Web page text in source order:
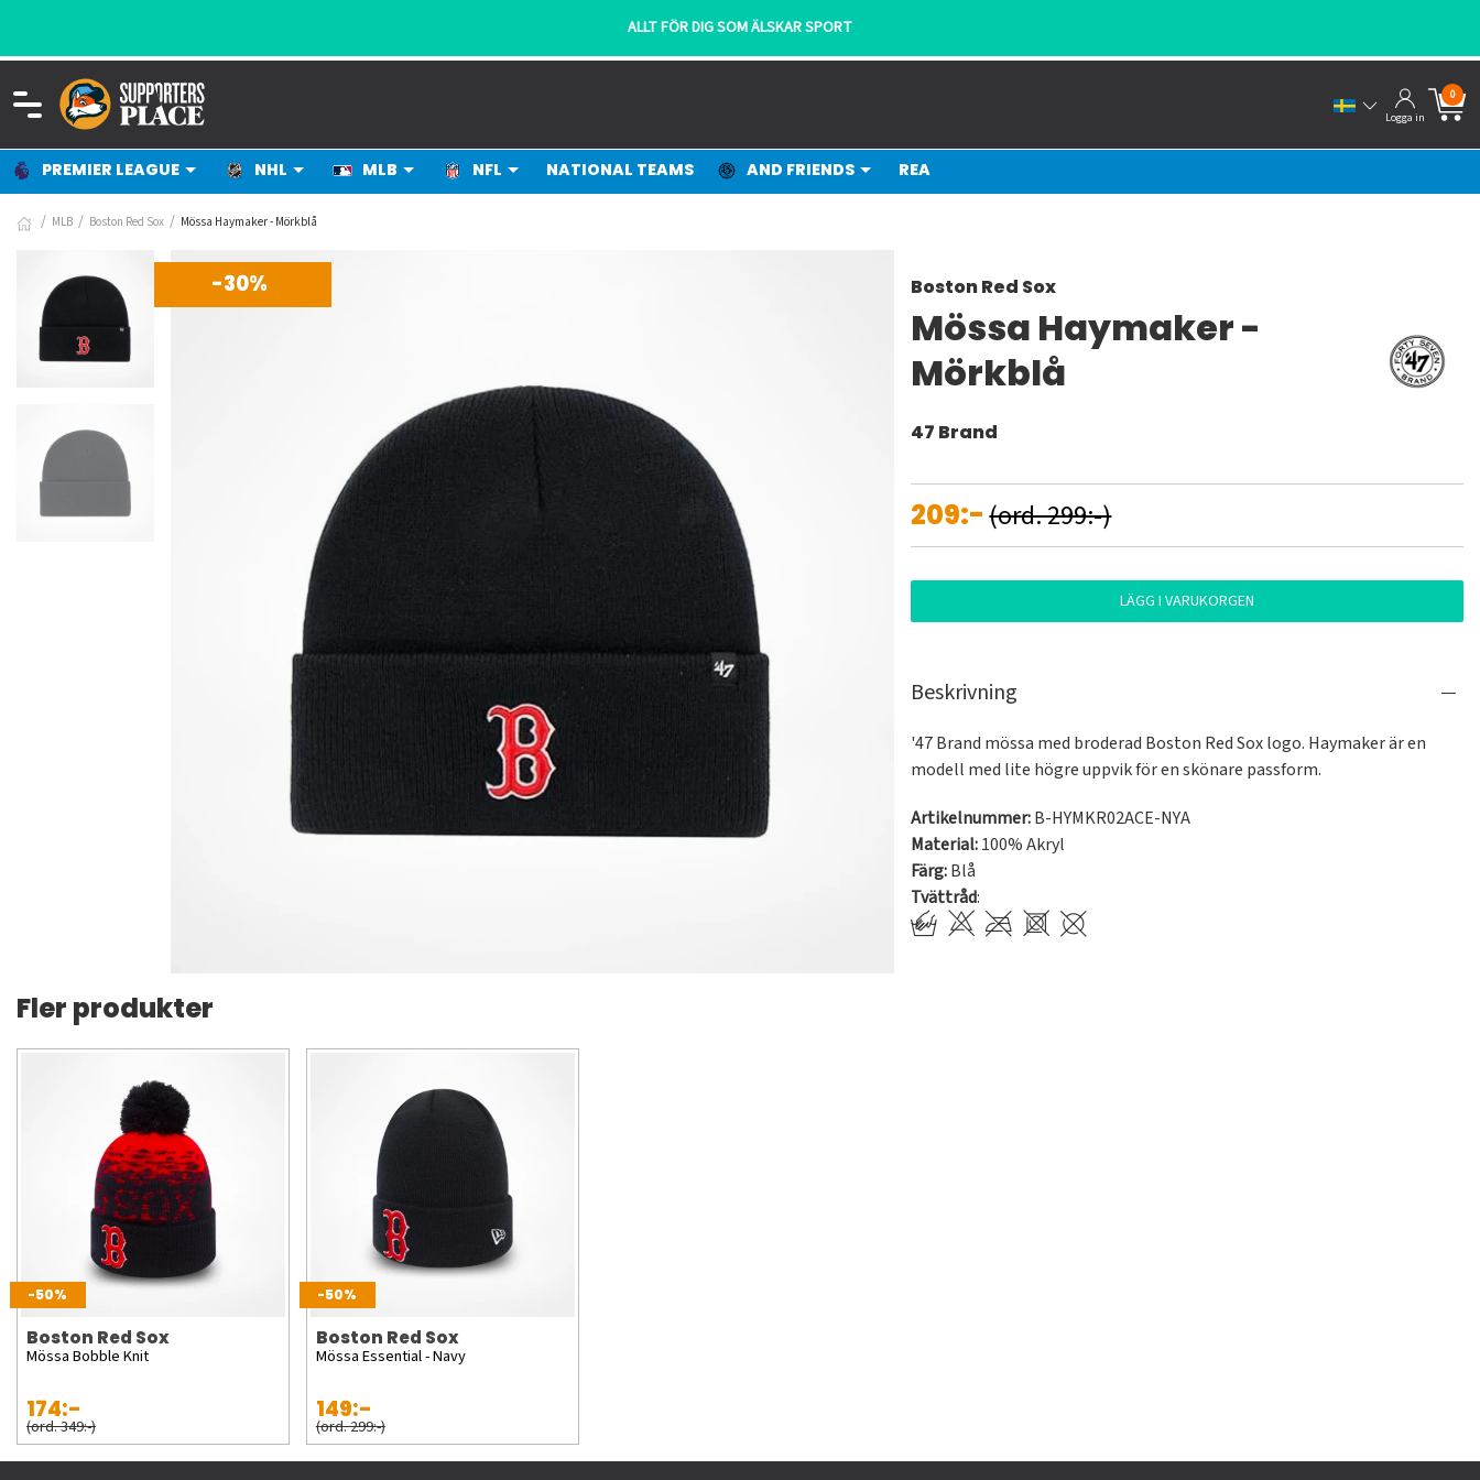
ALLT FÖR DIG SOM ÄLSKAR SPORT
Logga in
0
PREMIER LEAGUE NHL MLB NFL NATIONAL TEAMS AND FRIENDS REA
MLB Boston Red Sox Mössa Haymaker - Mörkblå
-30% Boston Red Sox
Mössa Haymaker -
Mörkblå
47 Brand
209:-(ord. 299:-)
LÄGG I VARUKORGEN
Beskrivning
'47 Brand mössa med broderad Boston Red Sox logo. Haymaker är en
modell med lite högre uppvik för en skönare passform.
Artikelnummer:B-HYMKR02ACE-NYA
Material:100% Akryl
Färg:Blå
Tvättråd:
Fler produkter
-50%
Boston Red Sox
Mössa Bobble Knit
174:-
(ord. 349:-)
-50%
Boston Red Sox
Mössa Essential - Navy
149:-
(ord. 299:-)